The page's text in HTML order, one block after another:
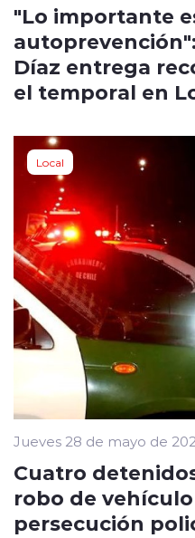
"Lo importante
Díaz entrega
el temporal en
Local
Jueves 28 de mayo de
Cuatro
robo de
persecución